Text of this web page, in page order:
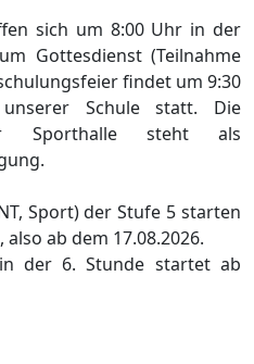
sich um 8:00 Uhr in der
Gottesdienst (Teilnahme
findet um 9:30
Schule statt. Die
Sporthalle steht als
Sport) der Stufe 5 starten
ab dem 17.08.2026.
der 6. Stunde startet ab